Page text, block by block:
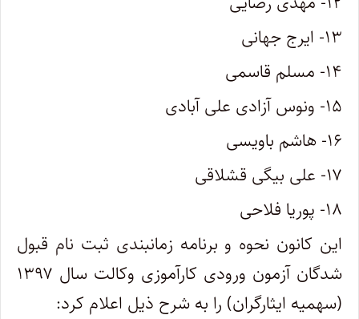
۱۳- ایرج جهانی
۱۴- مسلم قاسمی
۱۵- ونوس آزادی علی آبادی
۱۶- هاشم باویسی
۱۷- علی بیگی قشلاقی
۱۸- پوریا فلاحی
این کانون نحوه و برنامه زمانبندی ثبت نام قبول
شدگان آزمون ورودی کارآموزی وکالت سال ۱۳۹۷
(سهمیه ایثارگران) را به شرح ذیل اعلام کرد: